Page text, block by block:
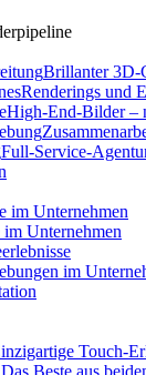
Brillanter 3D-
Renderings und
High-End-Bilder –
Full-Service-
im Unternehmen
Unternehmen
im
Touch-
Das Beste aus